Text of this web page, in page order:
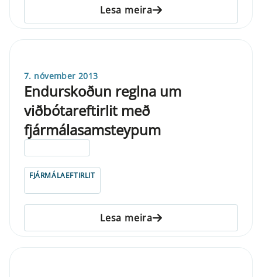
Lesa meira
7. nóvember 2013
Endurskoðun reglna um
viðbótareftirlit með
fjármálasamsteypum
FJÁRMÁLAEFTIRLIT
Lesa meira